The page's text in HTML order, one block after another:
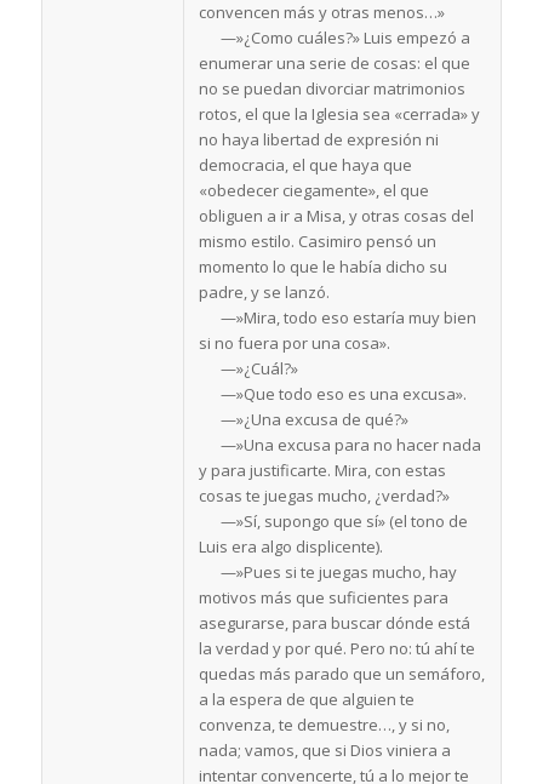
convencen más y otras menos…»
—»¿Como cuáles?» Luis empezó a
enumerar una serie de cosas: el que
no se puedan divorciar matrimonios
rotos, el que la Iglesia sea «cerrada» y
no haya libertad de expresión ni
democracia, el que haya que
«obedecer ciegamente», el que
obliguen a ir a Misa, y otras cosas del
mismo estilo. Casimiro pensó un
momento lo que le había dicho su
padre, y se lanzó.
—»Mira, todo eso estaría muy bien
si no fuera por una cosa».
—»¿Cuál?»
—»Que todo eso es una excusa».
—»¿Una excusa de qué?»
—»Una excusa para no hacer nada
y para justificarte. Mira, con estas
cosas te juegas mucho, ¿verdad?»
—»Sí, supongo que sí» (el tono de
Luis era algo displicente).
—»Pues si te juegas mucho, hay
motivos más que suficientes para
asegurarse, para buscar dónde está
la verdad y por qué. Pero no: tú ahí te
quedas más parado que un semáforo,
a la espera de que alguien te
convenza, te demuestre…, y si no,
nada; vamos, que si Dios viniera a
intentar convencerte, tú a lo mejor te